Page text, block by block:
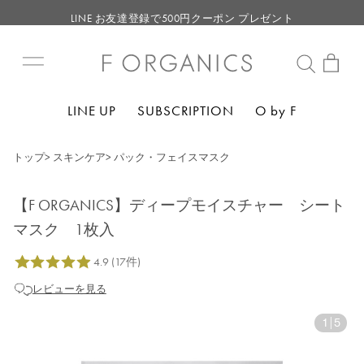
LINE お友達登録で500円クーポン プレゼント
【重要】お盆期間中のお問い合わせと商品配送に関しまして
LINE お友達登録で500円クーポン プレゼント
LINE UP SUBSCRIPTION O by F
トップ> スキンケア> パック・フェイスマスク
【F ORGANICS】ディープモイスチャー シート
マスク 1枚入
レビューを見る
1 5